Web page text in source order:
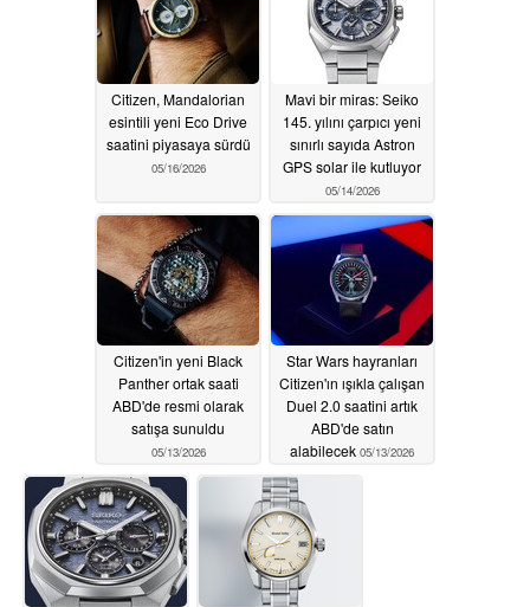
Citizen, Mandalorian
esintili yeni Eco Drive
saatini piyasaya sürdü
05/16/2026
Mavi bir miras: Seiko
145. yılını çarpıcı yeni
sınırlı sayıda Astron
GPS solar ile kutluyor
05/14/2026
Citizen'in yeni Black
Panther ortak saati
ABD'de resmi olarak
satışa sunuldu
05/13/2026
Star Wars hayranları
Citizen'ın ışıkla çalışan
Duel 2.0 saatini artık
ABD'de satın
alabilecek 05/13/2026